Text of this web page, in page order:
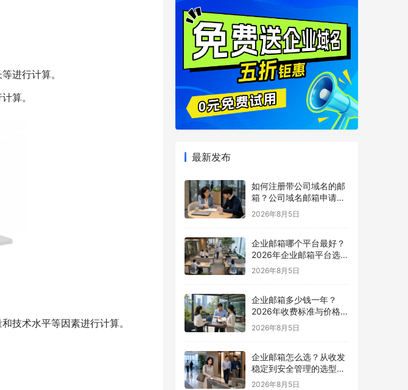
进行计算。
算。
技术水平等因素进行计算。
最新发布
如何注册带公司域名的邮
箱？公司域名邮箱申请与
配置指南
2026年8月5日
企业邮箱哪个平台最好？
2026年企业邮箱平台选择
指南
2026年8月5日
企业邮箱多少钱一年？
2026年收费标准与价格计
算指南
2026年8月5日
企业邮箱怎么选？从收发
稳定到安全管理的选型指
南
2026年8月5日